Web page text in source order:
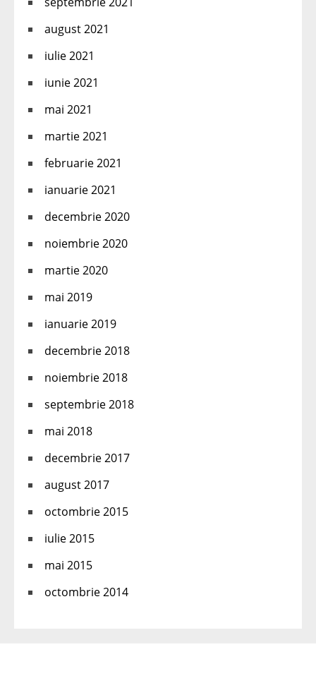
august 2021
iulie 2021
iunie 2021
mai 2021
martie 2021
februarie 2021
ianuarie 2021
decembrie 2020
noiembrie 2020
martie 2020
mai 2019
ianuarie 2019
decembrie 2018
noiembrie 2018
septembrie 2018
mai 2018
decembrie 2017
august 2017
octombrie 2015
iulie 2015
mai 2015
octombrie 2014